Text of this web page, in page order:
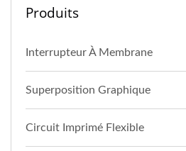
Produits
Interrupteur À Membrane
Superposition Graphique
Circuit Imprimé Flexible